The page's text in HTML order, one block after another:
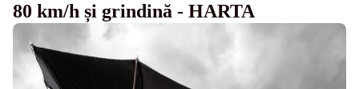
80 km/h și grindină - HARTA